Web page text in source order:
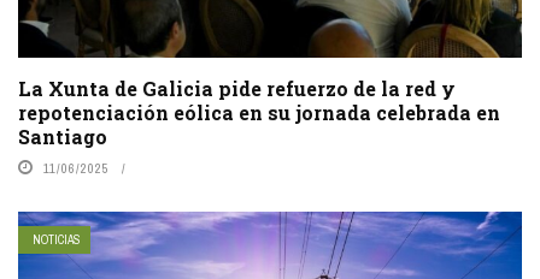
La Xunta de Galicia pide refuerzo de la red y
repotenciación eólica en su jornada celebrada en
Santiago
11/06/2025
NOTICIAS